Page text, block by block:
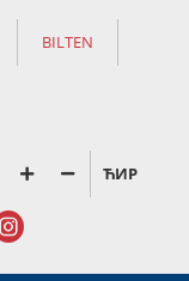
BILTEN
ЋИР